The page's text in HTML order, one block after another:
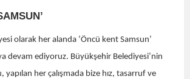
olarak her alanda ‘Öncü kent Samsun’
devam ediyoruz. Büyükşehir Belediyesi’nin
yapılan her çalışmada bize hız, tasarruf ve